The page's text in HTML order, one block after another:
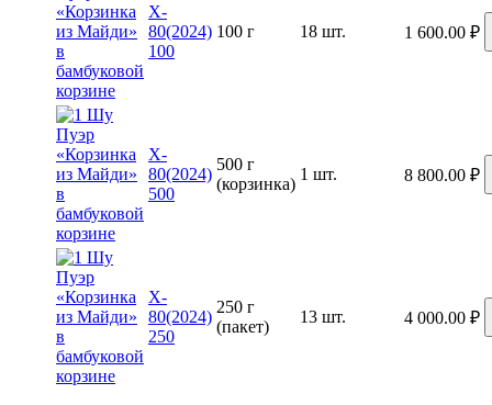
X-
80(2024)
100
100 г 18 шт. 1 600.00 ₽
X-
80(2024)
500
500 г
(корзинка)
1 шт. 8 800.00 ₽
X-
80(2024)
250
250 г
(пакет)
13 шт. 4 000.00 ₽